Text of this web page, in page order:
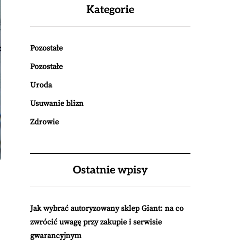
Kategorie
Pozostałe
Pozostałe
Uroda
Usuwanie blizn
Zdrowie
Ostatnie wpisy
Jak wybrać autoryzowany sklep Giant: na co
zwrócić uwagę przy zakupie i serwisie
gwarancyjnym